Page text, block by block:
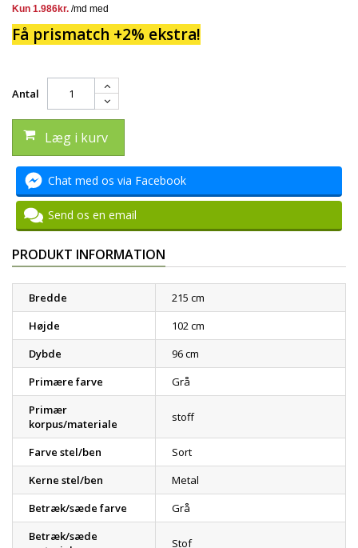
Få prismatch +2% ekstra!
Antal
Læg i kurv
Chat med os via Facebook
Send os en email
PRODUKT INFORMATION
Bredde
215 cm
Højde
102 cm
Dybde
96 cm
Primære farve
Grå
Primær
korpus/materiale
stoff
Farve stel/ben
Sort
Kerne stel/ben
Metal
Betræk/sæde farve
Grå
Betræk/sæde
Stof